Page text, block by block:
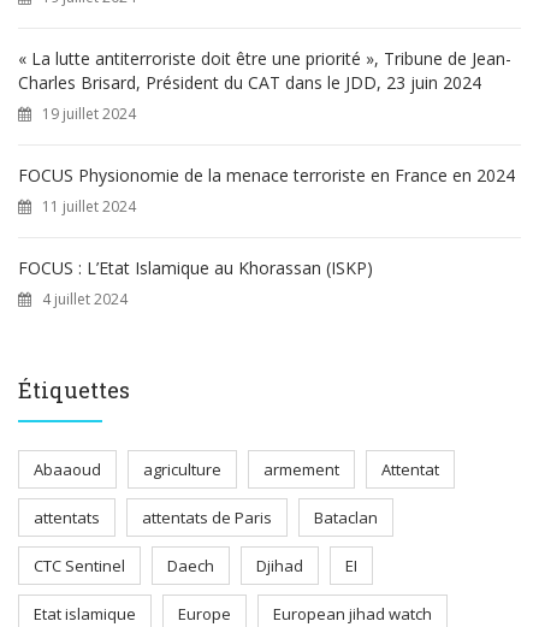
« La lutte antiterroriste doit être une priorité », Tribune de Jean-
Charles Brisard, Président du CAT dans le JDD, 23 juin 2024
19 juillet 2024
FOCUS Physionomie de la menace terroriste en France en 2024
11 juillet 2024
FOCUS : L’Etat Islamique au Khorassan (ISKP)
4 juillet 2024
Étiquettes
Abaaoud agriculture armement Attentat
attentats attentats de Paris Bataclan
CTC Sentinel Daech Djihad EI
Etat islamique Europe European jihad watch